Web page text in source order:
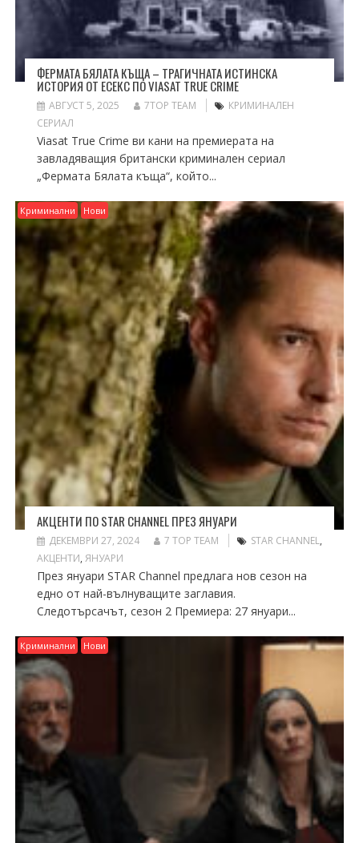
ФЕРМАТА БЯЛАТА КЪЩА – ТРАГИЧНАТА ИСТИНСКА
ИСТОРИЯ ОТ ЕСЕКС ПО VIASAT TRUE CRIME
АВГУСТ 5, 2025 7TOP TEAM
КРИМИНАЛЕН
СЕРИАЛ
Viasat True Crime ви кани на премиерата на
завладяващия британски криминален сериал
„Фермата Бялата къща“, който...
Криминални Нови
АКЦЕНТИ ПО STAR CHANNEL ПРЕЗ ЯНУАРИ
ДЕКЕМВРИ 27, 2024 7 TOP TEAM STAR CHANNEL,
АКЦЕНТИ, ЯНУАРИ
През януари STAR Channel предлага нов сезон на
едно от най-вълнуващите заглавия.
Следотърсачът, сезон 2 Премиера: 27 януари...
Криминални Нови